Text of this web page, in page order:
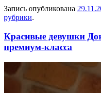
Запись опубликована
рубрики.
Красивые девушки
премиум-класса